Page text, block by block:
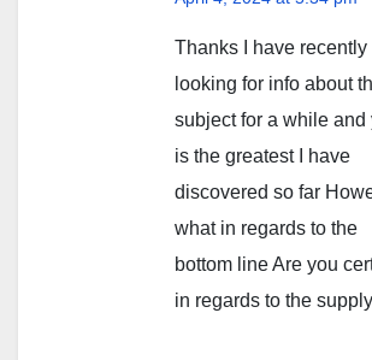
Thanks I have recently
looking for info about
subject for a while and
is the greatest I have
discovered so far
what in regards to the
bottom line Are you
in regards to the supply